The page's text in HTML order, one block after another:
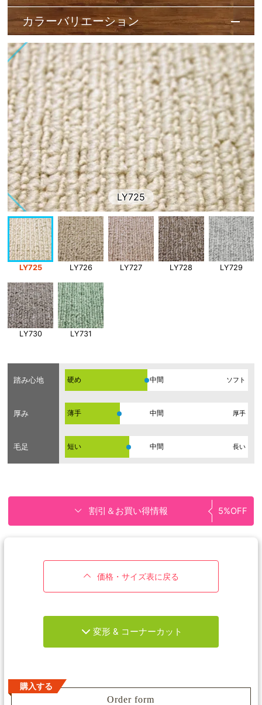
カラーバリエーション
LY725
LY725 LY726 LY727 LY728 LY729
LY730 LY731
踏み心地 硬め ソフト
厚み 薄手 厚手
毛足 短い 長い
割引＆お買い得情報 5%OFF
価格・サイズ表に戻る
変形 & コーナーカット
購入する
Order form